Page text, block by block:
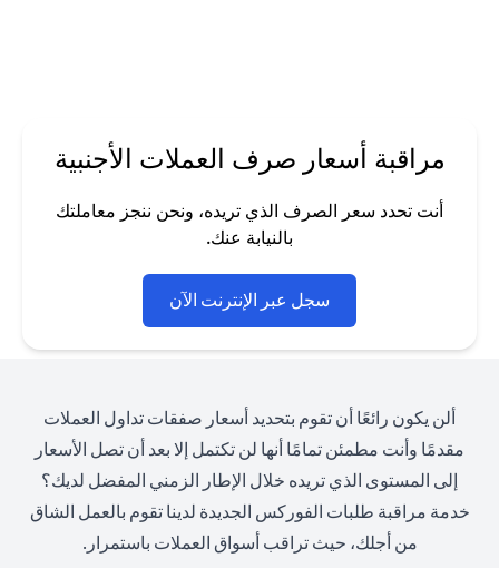
مراقبة أسعار صرف العملات الأجنبية
أنت تحدد سعر الصرف الذي تريده، ونحن ننجز معاملتك
بالنيابة عنك.
سجل عبر الإنترنت الآن
ألن يكون رائعًا أن تقوم بتحديد أسعار صفقات تداول العملات
مقدمًا وأنت مطمئن تمامًا أنها لن تكتمل إلا بعد أن تصل الأسعار
إلى المستوى الذي تريده خلال الإطار الزمني المفضل لديك؟
خدمة مراقبة طلبات الفوركس الجديدة لدينا تقوم بالعمل الشاق
من أجلك، حيث تراقب أسواق العملات باستمرار.